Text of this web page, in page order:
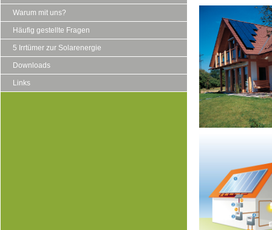
Warum mit uns?
Häufig gestellte Fragen
5 Irrtümer zur Solarenergie
Downloads
Links